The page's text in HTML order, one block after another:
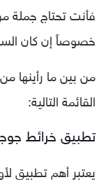
فأنت تحتاج جملة
خصوصاً إن كان
من بين ما رأينها
القائمة التالية:
تطبيق خرائط
يعتبر أهم تطبيق